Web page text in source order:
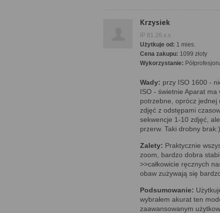
Krzysiek
IP 81.26.x.x
Użytkuje od: 1 mies.
Cena zakupu: 1099 złoty
Wykorzystanie:
Wady: przy ISO 1600 -
ISO - świetnie Aparat ma
potrzebne, oprócz jednej
zdjęć z odstępami
sekwencje 1-10 zdjęć,
przerw. Taki drobny brak:)
Zalety: Praktycznie
zoom, bardzo dobra
>>całkowicie ręcznych
obaw zużywają się
Podsumowanie:
wybrałem akurat ten
zaawansowanym